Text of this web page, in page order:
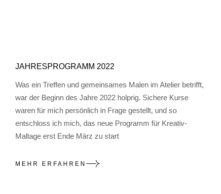
JAHRESPROGRAMM 2022
Was ein Treffen und gemeinsames Malen im Atelier betrifft,
war der Beginn des Jahre 2022 holprig. Sichere Kurse
waren für mich persönlich in Frage gestellt, und so
entschloss ich mich, das neue Programm für Kreativ-
Maltage erst Ende März zu start
MEHR ERFAHREN